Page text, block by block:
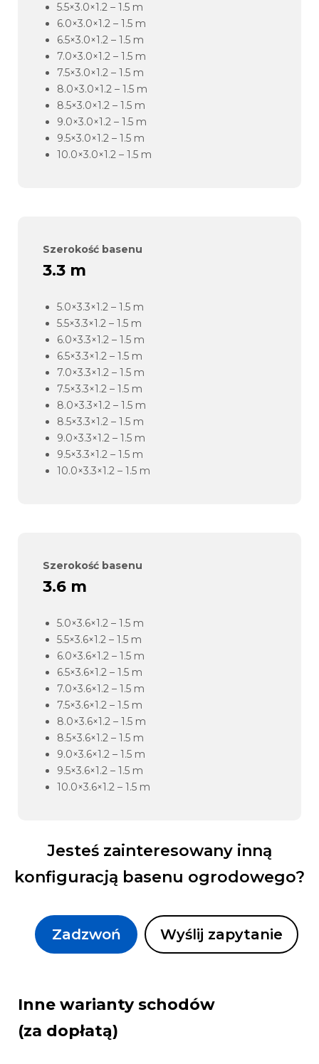
5.5×3.0×1.2 – 1.5 m
6.0×3.0×1.2 – 1.5 m
6.5×3.0×1.2 – 1.5 m
7.0×3.0×1.2 – 1.5 m
7.5×3.0×1.2 – 1.5 m
8.0×3.0×1.2 – 1.5 m
8.5×3.0×1.2 – 1.5 m
9.0×3.0×1.2 – 1.5 m
9.5×3.0×1.2 – 1.5 m
10.0×3.0×1.2 – 1.5 m
Szerokość basenu
3.3 m
5.0×3.3×1.2 – 1.5 m
5.5×3.3×1.2 – 1.5 m
6.0×3.3×1.2 – 1.5 m
6.5×3.3×1.2 – 1.5 m
7.0×3.3×1.2 – 1.5 m
7.5×3.3×1.2 – 1.5 m
8.0×3.3×1.2 – 1.5 m
8.5×3.3×1.2 – 1.5 m
9.0×3.3×1.2 – 1.5 m
9.5×3.3×1.2 – 1.5 m
10.0×3.3×1.2 – 1.5 m
Szerokość basenu
3.6 m
5.0×3.6×1.2 – 1.5 m
5.5×3.6×1.2 – 1.5 m
6.0×3.6×1.2 – 1.5 m
6.5×3.6×1.2 – 1.5 m
7.0×3.6×1.2 – 1.5 m
7.5×3.6×1.2 – 1.5 m
8.0×3.6×1.2 – 1.5 m
8.5×3.6×1.2 – 1.5 m
9.0×3.6×1.2 – 1.5 m
9.5×3.6×1.2 – 1.5 m
10.0×3.6×1.2 – 1.5 m
Jesteś zainteresowany inną
konfiguracją basenu ogrodowego?
Zadzwoń Wyślij zapytanie
Inne warianty schodów
(za dopłatą)